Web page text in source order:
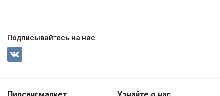
Подписывайтесь на нас